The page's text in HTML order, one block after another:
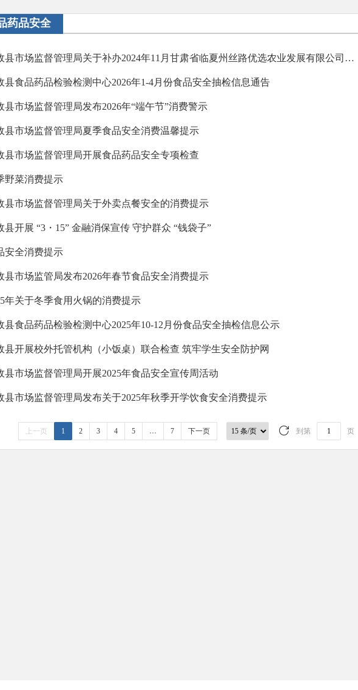
药品安全
和政县市场监督管理局关于补办2024年11月甘肃省临夏州丝路优选农业发展有限公司食品生产许可准予信息公示
县食品药品检验检测中心2026年1-4月份食品安全抽检信息通告
县市场监督管理局发布2026年“端午节”消费警示
县市场监督管理局夏季食品安全消费温馨提示
县市场监督管理局开展食品药品安全专项检查
野菜消费提示
县市场监督管理局关于外卖点餐安全的消费提示
县开展 “3・15” 金融消保宣传 守护群众 “钱袋子”
安全消费提示
县市场监管局发布2026年春节食品安全消费提示
年关于冬季食用火锅的消费提示
县食品药品检验检测中心2025年10-12月份食品安全抽检信息公示
县开展校外托管机构（小饭桌）联合检查 筑牢学生安全防护网
县市场监督管理局开展2025年食品安全宣传周活动
县市场监督管理局发布关于2025年秋季开学饮食安全消费提示
上一页 1 2 3 4 5 … 7 下一页 到第 页